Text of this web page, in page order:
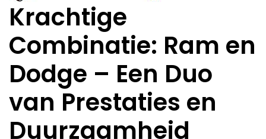
Krachtige
Combinatie: Ram en
Dodge – Een Duo
van Prestaties en
Duurzaamheid